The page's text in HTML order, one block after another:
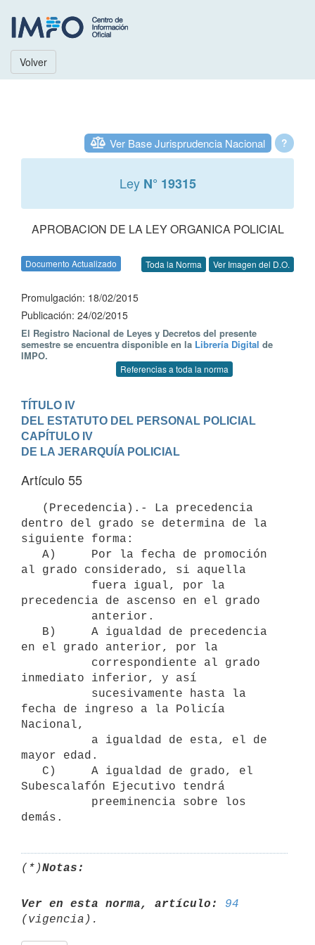
Volver
?
Ver Base Jurisprudencia Nacional
Ley N° 19315
APROBACION DE LA LEY ORGANICA POLICIAL
Documento Actualizado Toda la Norma Ver Imagen del D.O.
Promulgación: 18/02/2015
Publicación: 24/02/2015
El Registro Nacional de Leyes y Decretos del presente
semestre se encuentra disponible en la Librería Digital de
IMPO.
Referencias a toda la norma
TÍTULO IV
DEL ESTATUTO DEL PERSONAL POLICIAL
CAPÍTULO IV
DE LA JERARQUÍA POLICIAL
Artículo 55
dentro del grado se determina de la
siguiente forma:
al grado considerado, si aquella
precedencia de ascenso en el grado
en el grado anterior, por la
inmediato inferior, y así
fecha de ingreso a la Policía
Nacional,
mayor edad.
Subescalafón Ejecutivo tendrá
(*)Notas:
Ver en esta norma, artículo:
94